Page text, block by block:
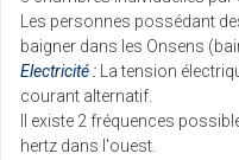
Les personnes possédant
baigner dans les Onsens
Electricité : La tension
courant alternatif.
Il existe 2 fréquences
hertz dans l'ouest.